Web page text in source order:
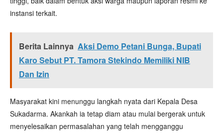
instansi terkait.
Berita Lainnya Aksi Demo Petani Bunga, Bupati
Karo Sebut PT. Tamora Stekindo Memiliki NIB
Dan Izin
Masyarakat kini menunggu langkah nyata dari Kepala Desa
Sukadarma. Akankah ia tetap diam atau mulai bergerak untuk
menyelesaikan permasalahan yang telah mengganggu